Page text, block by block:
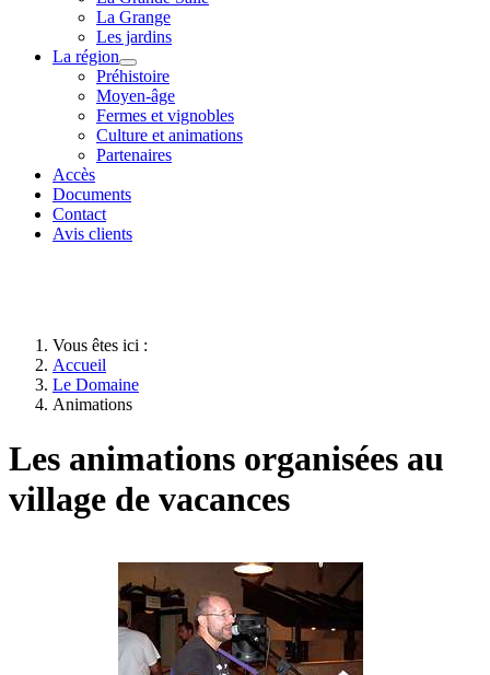
La Grange
Les jardins
La région
Préhistoire
Moyen-âge
Fermes et vignobles
Culture et animations
Partenaires
Accès
Documents
Contact
Avis clients
Vous êtes ici :
Accueil
Le Domaine
Animations
Les animations organisées au
village de vacances